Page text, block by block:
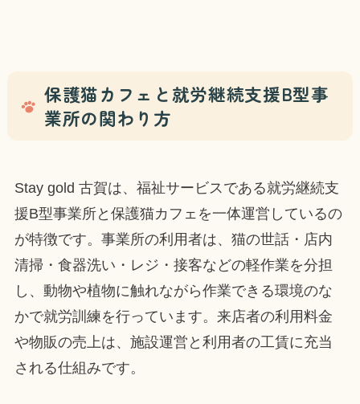
保護猫カフェと就労継続支援B型事
業所の関わり方
Stay gold 古賀は、福祉サービスである就労継続支
援B型事業所と保護猫カフェを一体運営しているの
が特徴です。事業所の利用者は、猫の世話・店内
清掃・食器洗い・レジ・接客などの軽作業を分担
し、動物や植物に触れながら作業できる環境のな
かで就労訓練を行っています。来店者の利用料金
や物販の売上は、施設運営と利用者の工賃に充当
される仕組みです。